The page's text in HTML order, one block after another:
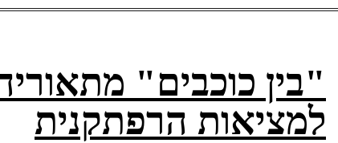
"בין כוכבים"
למציאות הרפתקנית